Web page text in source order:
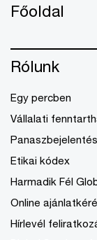
Főoldal
Rólunk
Egy percben
Vállalati
Panaszbejelentés
Etikai kódex
Harmadik Fél
Online
Hírlevél